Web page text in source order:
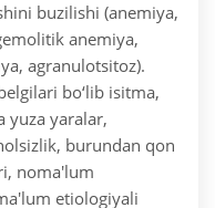
buzilishi (anemiya,
anemiya,
agranulotsitoz).
bo‘lib isitma,
yuza yaralar,
burundan qon
noma'lum
etiologiyali